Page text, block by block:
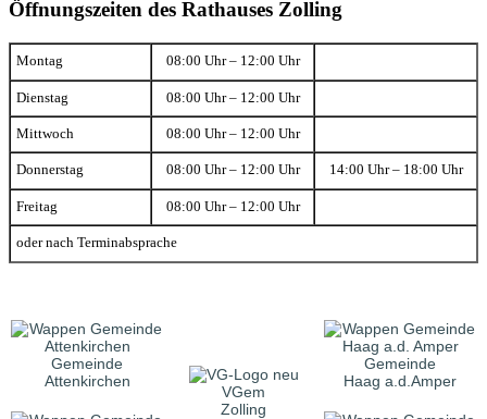
Öffnungszeiten des Rathauses Zolling
Montag 08:00 Uhr – 12:00 Uhr
Dienstag 08:00 Uhr – 12:00 Uhr
Mittwoch 08:00 Uhr – 12:00 Uhr
Donnerstag 08:00 Uhr – 12:00 Uhr 14:00 Uhr – 18:00 Uhr
Freitag 08:00 Uhr – 12:00 Uhr
oder nach Terminabsprache
Gemeinde
Attenkirchen
VGem
Zolling
Gemeinde
Haag a.d.Amper